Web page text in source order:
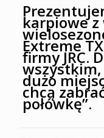
karpiowe
Extreme
firmy JRC.
dużo
chcą
połówkę”.